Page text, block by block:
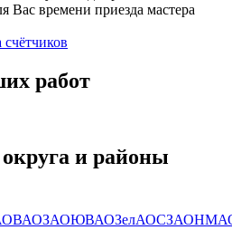
Вас времени приезда мастера
работ
и районы
ВАОЗАОЮВАОЗелАОСЗАО